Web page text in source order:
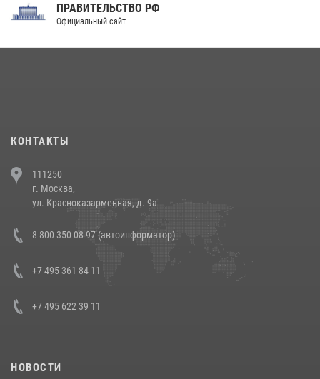
Праздник «Один день с Росгвардией» к 105-летию Центрального
напавших на бригаду скорой помощи (видео)
14 июля 2026, 12:20
В Росгвардии прошла военно-научная конференция по обобщению
боевого опыта
ПРАВИТЕЛЬСТВО РФ
Официальный сайт
КОНТАКТЫ
111250
г. Москва,
ул. Красноказарменная, д. 9а
8 800 350 08 97 (автоинформатор)
+7 495 361 84 11
+7 495 622 39 11
НОВОСТИ